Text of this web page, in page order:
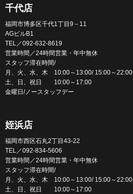
千代店
福岡市博多区千代1丁目9－11
AGビルB1
TEL／092-632-8619
営業時間／24時間営業・年中無休
スタッフ滞在時間/
月、火、水、木 10:00～13:00/ 15:00～22:00
土、日、祝日 10:00～17:00
金曜日/ノースタッフデー
姪浜店
福岡市西区石丸2丁目43-22
TEL／092-834-5606
営業時間／24時間営業・年中無休
スタッフ滞在時間/
月、火、水、木 10:00～13:00/ 15:00～22:00
土、日、祝日 10:00～17:00